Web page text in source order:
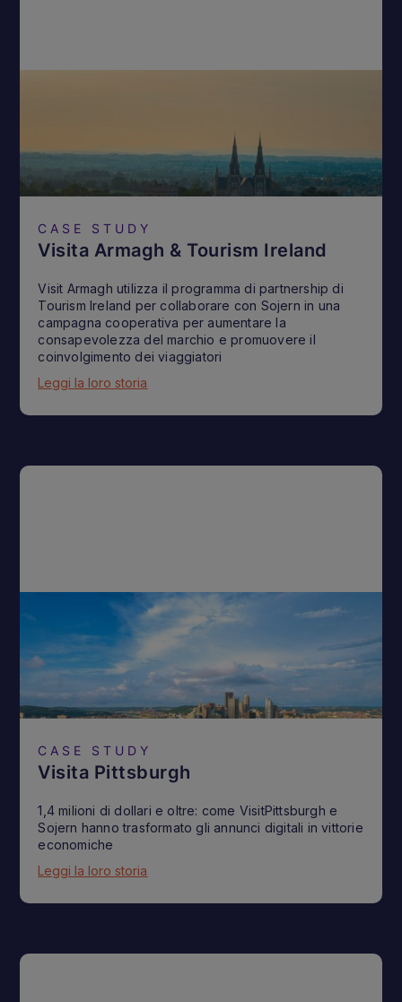
CASE STUDY
Visita Armagh & Tourism Ireland
Visit Armagh utilizza il programma di partnership di
Tourism Ireland per collaborare con Sojern in una
campagna cooperativa per aumentare la
consapevolezza del marchio e promuovere il
coinvolgimento dei viaggiatori
Leggi la loro storia
CASE STUDY
Visita Pittsburgh
1,4 milioni di dollari e oltre: come VisitPittsburgh e
Sojern hanno trasformato gli annunci digitali in vittorie
economiche
Leggi la loro storia